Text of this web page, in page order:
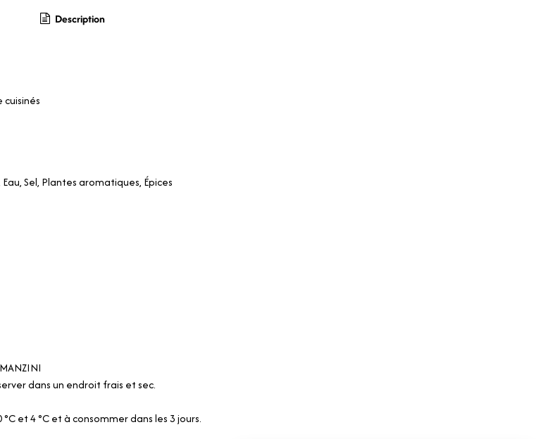
Description
Sel, Plantes aromatiques, Épices
dans un endroit frais et sec.
et 4 °C et à consommer dans les 3 jours.